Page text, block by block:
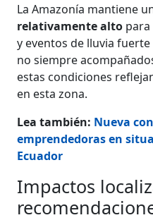
La Amazonía mantiene
relativamente alto para
y eventos de lluvia
no siempre
estas condiciones
en esta zona.
Lea también: Nueva
emprendedoras en
Ecuador
Impactos